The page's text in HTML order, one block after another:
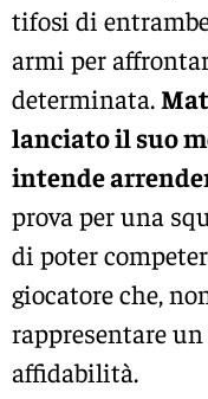
tifosi di
armi per
determinata.
lanciato il suo
intende
prova per una
di poter
giocatore che,
rappresentare
affidabilità.